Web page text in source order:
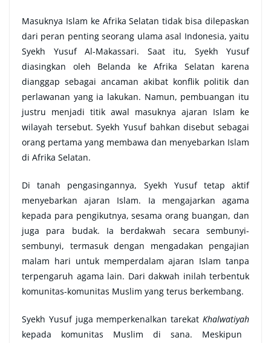
Masuknya Islam ke Afrika Selatan tidak bisa dilepaskan
dari peran penting seorang ulama asal Indonesia, yaitu
Syekh Yusuf Al-Makassari. Saat itu, Syekh Yusuf
diasingkan oleh Belanda ke Afrika Selatan karena
dianggap sebagai ancaman akibat konflik politik dan
perlawanan yang ia lakukan. Namun, pembuangan itu
justru menjadi titik awal masuknya ajaran Islam ke
wilayah tersebut. Syekh Yusuf bahkan disebut sebagai
orang pertama yang membawa dan menyebarkan Islam
di Afrika Selatan.
Di tanah pengasingannya, Syekh Yusuf tetap aktif
menyebarkan ajaran Islam. Ia mengajarkan agama
kepada para pengikutnya, sesama orang buangan, dan
juga para budak. Ia berdakwah secara sembunyi-
sembunyi, termasuk dengan mengadakan pengajian
malam hari untuk memperdalam ajaran Islam tanpa
terpengaruh agama lain. Dari dakwah inilah terbentuk
komunitas-komunitas Muslim yang terus berkembang.
Syekh Yusuf juga memperkenalkan tarekat Khalwatiyah
kepada komunitas Muslim di sana. Meskipun